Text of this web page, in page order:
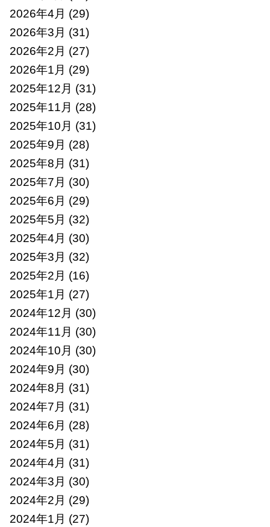
2026年4月 (29)
2026年3月 (31)
2026年2月 (27)
2026年1月 (29)
2025年12月 (31)
2025年11月 (28)
2025年10月 (31)
2025年9月 (28)
2025年8月 (31)
2025年7月 (30)
2025年6月 (29)
2025年5月 (32)
2025年4月 (30)
2025年3月 (32)
2025年2月 (16)
2025年1月 (27)
2024年12月 (30)
2024年11月 (30)
2024年10月 (30)
2024年9月 (30)
2024年8月 (31)
2024年7月 (31)
2024年6月 (28)
2024年5月 (31)
2024年4月 (31)
2024年3月 (30)
2024年2月 (29)
2024年1月 (27)